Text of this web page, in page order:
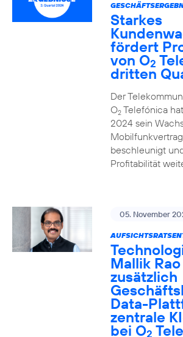
Starkes
fördert
von O2
dritten
Der
O2Telefónica
2024 sein
beschleunigt
Profitabilität
05. November
Mallik
zusätzlich
Data-
zentrale
bei O2